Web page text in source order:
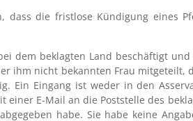
dass die fristlose Kündigung eines
dem beklagten Land beschäftigt
ihm nicht bekannten Frau mitgeteilt,
Ein Eingang ist weder in den
einer E-Mail an die Poststelle des
habe. Sie habe keine